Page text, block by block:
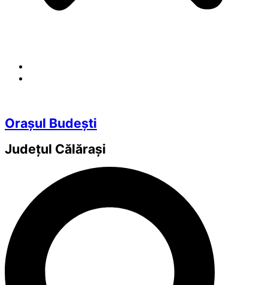
Orașul Budești
Județul Călărași